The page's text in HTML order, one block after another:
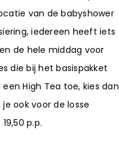
van de babyshower
iedereen heeft iets
de hele middag voor
die bij het basispakket
High Tea toe, kies dan
je ook voor de losse
p.p.